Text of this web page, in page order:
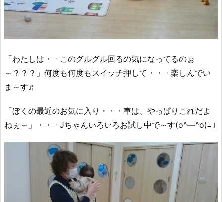
「わたしは・・このグルグル回るの気になってるのぉ
～？？？」何度も何度もスイッチ押して・・・楽しんでい
ま～す♬
「ぼくの最近のお気に入り・・・車は、やっぱりこれだよ
ねぇ～」・・・Jちゃんいろいろお試し中で～す(o^―^o)ﾆｺ